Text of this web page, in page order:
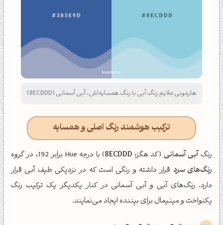
هارمونی ملایم رنگ آبی با رنگ همسایه‌اش، آبی آسمانی (8ECDDD)
ترکیب هوشمند رنگ اصلی و همسایه
رنگآبی آسمانی (کد هگز: 8ECDDD) با درجه Hue برابر 192، در گروه
رنگ‌های سرد قرار داشته و رنگی است که در نزدیکی طیف آبی قرار
دارد. رنگ‌های آبی و آبی آسمانی در کنار یکدیگر یک ترکیب رنگ
یکنواخت و مینیمال برای بیننده ایجاد می‌نمایند.